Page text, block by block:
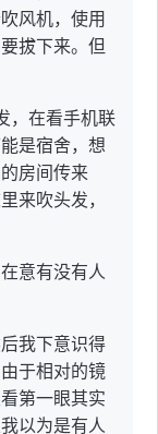
风机，使用
拔下来。但
，在看手机联
是宿舍，想
房间传来
来吹头发，
意有没有人
我下意识得
于相对的镜
第一眼其实
以为是有人